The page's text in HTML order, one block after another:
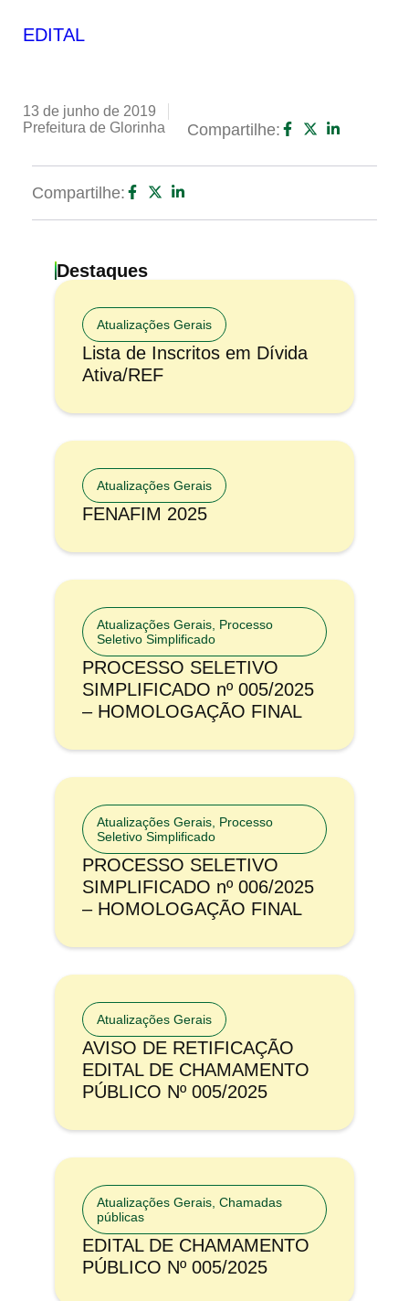
EDITAL
13 de junho de 2019
Prefeitura de Glorinha
Compartilhe:
Compartilhe:
Destaques
Atualizações Gerais
Lista de Inscritos em Dívida
Ativa/REF
Atualizações Gerais
FENAFIM 2025
Atualizações Gerais Processo
Seletivo Simplificado
PROCESSO SELETIVO
SIMPLIFICADO nº 005/2025
– HOMOLOGAÇÃO FINAL
Atualizações Gerais Processo
Seletivo Simplificado
PROCESSO SELETIVO
SIMPLIFICADO nº 006/2025
– HOMOLOGAÇÃO FINAL
Atualizações Gerais
AVISO DE RETIFICAÇÃO
EDITAL DE CHAMAMENTO
PÚBLICO Nº 005/2025
Atualizações Gerais Chamadas
públicas
EDITAL DE CHAMAMENTO
PÚBLICO Nº 005/2025